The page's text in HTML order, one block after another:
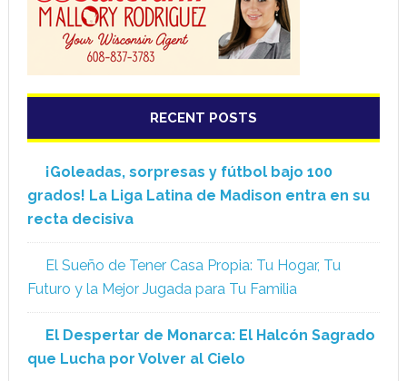
RECENT POSTS
¡Goleadas, sorpresas y fútbol bajo 100
grados! La Liga Latina de Madison entra en su
recta decisiva
El Sueño de Tener Casa Propia: Tu Hogar, Tu
Futuro y la Mejor Jugada para Tu Familia
El Despertar de Monarca: El Halcón Sagrado
que Lucha por Volver al Cielo